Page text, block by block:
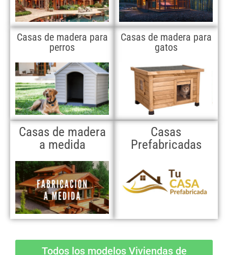
Casas de madera para
perros
Casas de madera para
gatos
Casas de madera
a medida
Casas
Prefabricadas
Todos los modelos Viviendas de